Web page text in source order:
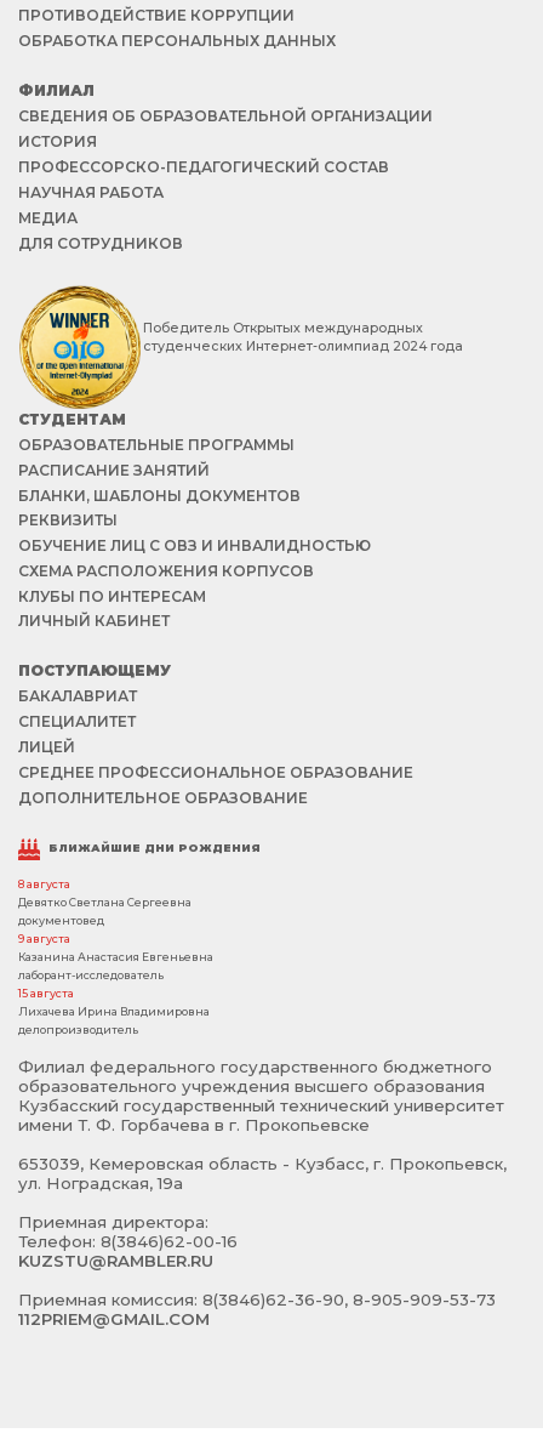
ПРОТИВОДЕЙСТВИЕ КОРРУПЦИИ
ОБРАБОТКА ПЕРСОНАЛЬНЫХ ДАННЫХ
ФИЛИАЛ
СВЕДЕНИЯ ОБ ОБРАЗОВАТЕЛЬНОЙ ОРГАНИЗАЦИИ
ИСТОРИЯ
ПРОФЕССОРСКО-ПЕДАГОГИЧЕСКИЙ СОСТАВ
НАУЧНАЯ РАБОТА
МЕДИА
ДЛЯ СОТРУДНИКОВ
Победитель Открытых международных
студенческих Интернет-олимпиад 2024 года
СТУДЕНТАМ
ОБРАЗОВАТЕЛЬНЫЕ ПРОГРАММЫ
РАСПИСАНИЕ ЗАНЯТИЙ
БЛАНКИ, ШАБЛОНЫ ДОКУМЕНТОВ
РЕКВИЗИТЫ
ОБУЧЕНИЕ ЛИЦ С ОВЗ И ИНВАЛИДНОСТЬЮ
СХЕМА РАСПОЛОЖЕНИЯ КОРПУСОВ
КЛУБЫ ПО ИНТЕРЕСАМ
ЛИЧНЫЙ КАБИНЕТ
ПОСТУПАЮЩЕМУ
БАКАЛАВРИАТ
СПЕЦИАЛИТЕТ
ЛИЦЕЙ
СРЕДНЕЕ ПРОФЕССИОНАЛЬНОЕ ОБРАЗОВАНИЕ
ДОПОЛНИТЕЛЬНОЕ ОБРАЗОВАНИЕ
БЛИЖАЙШИЕ ДНИ РОЖДЕНИЯ
8 августа
Девятко Светлана Сергеевна
документовед
9 августа
Казанина Анастасия Евгеньевна
лаборант-исследователь
15 августа
Лихачева Ирина Владимировна
делопроизводитель
Филиал федерального государственного бюджетного
образовательного учреждения высшего образования
Кузбасский государственный технический университет
имени Т. Ф. Горбачева в г. Прокопьевске
653039, Кемеровская область - Кузбасс, г. Прокопьевск,
ул. Ноградская, 19а
Приемная директора:
Телефон: 8(3846)62-00-16
KUZSTU@RAMBLER.RU
Приемная комиссия: 8(3846)62-36-90, 8-905-909-53-73
112PRIEM@GMAIL.COM